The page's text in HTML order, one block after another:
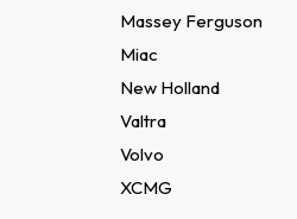
Massey Ferguson
Miac
New Holland
Valtra
Volvo
XCMG